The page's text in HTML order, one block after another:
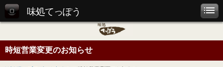
味処てっぽう
時短営業変更のお知らせ